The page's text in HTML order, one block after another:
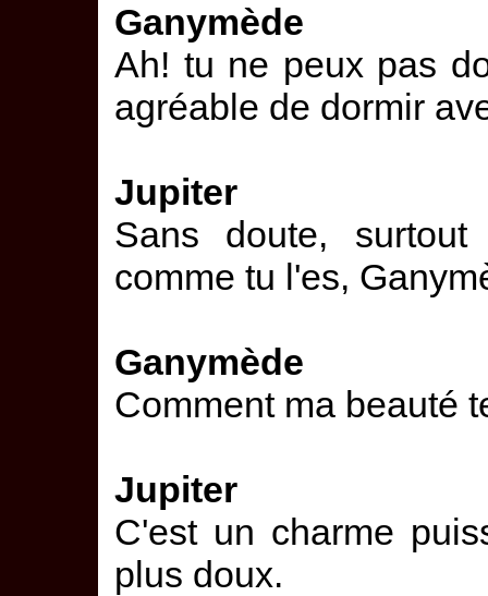
Ganymède
Ah! tu ne peux pas
agréable de dormir
Jupiter
Sans doute,
comme tu l'es,
Ganymède
Comment ma beauté
Jupiter
C'est un charme
plus doux.